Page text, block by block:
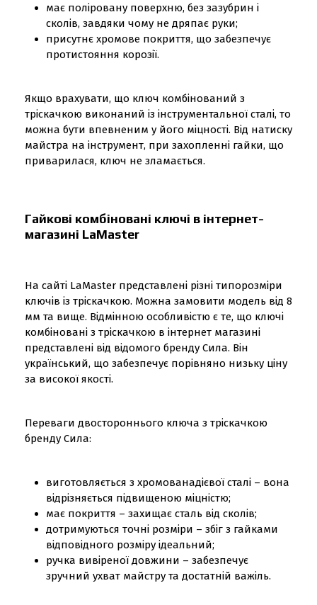
має поліровану поверхню, без зазубрин і
сколів, завдяки чому не дряпає руки;
присутнє хромове покриття, що забезпечує
протистояння корозії.
Якщо врахувати, що ключ комбінований з
тріскачкою виконаний із інструментальної сталі, то
можна бути впевненим у його міцності. Від натиску
майстра на інструмент, при захопленні гайки, що
приварилася, ключ не зламається.
Гайкові комбіновані ключі в інтернет-
магазині LaMaster
На сайті LaMaster представлені різні типорозміри
ключів із тріскачкою. Можна замовити модель від 8
мм та вище. Відмінною особливістю є те, що ключі
комбіновані з тріскачкою в інтернет магазині
представлені від відомого бренду Сила. Він
український, що забезпечує порівняно низьку ціну
за високої якості.
Переваги двостороннього ключа з тріскачкою
бренду Сила:
виготовляється з хромованадієвої сталі – вона
відрізняється підвищеною міцністю;
має покриття – захищає сталь від сколів;
дотримуються точні розміри – збіг з гайками
відповідного розміру ідеальний;
ручка вивіреної довжини – забезпечує
зручний ухват майстру та достатній важіль.